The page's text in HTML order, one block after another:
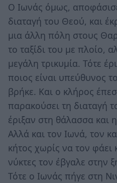
Ο Ιωνάς όμως,
διαταγή του Θεού, και
μια άλλη πόλη στους
το ταξίδι του με πλοίο,
μεγάλη τρικυμία. Τότε
ποιος είναι υπεύθυνος
βρήκε. Και ο κλήρος
παρακούσει τη διαταγή
έριξαν στη θάλασσα και
Αλλά και τον Ιωνά, τον
κήτος χωρίς να τον φάει
νύκτες τον έβγαλε στην
Τότε ο Ιωνάς πήγε στη